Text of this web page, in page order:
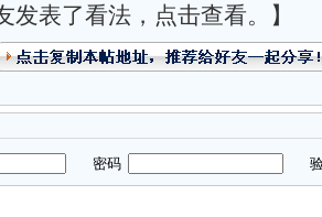
发表了看法，点击查看。】
密码 验